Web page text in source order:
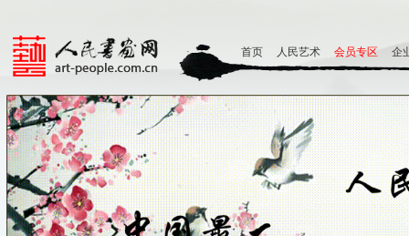
首页 人民艺术 会员专区 企